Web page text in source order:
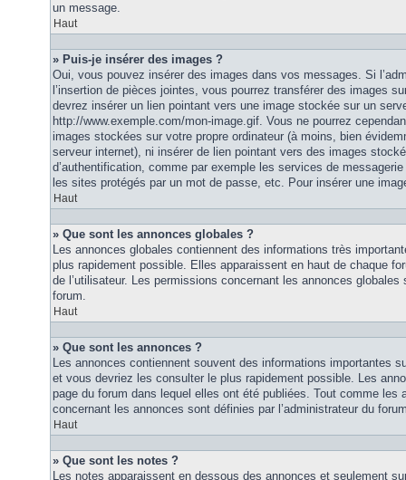
un message.
Haut
» Puis-je insérer des images ?
Oui, vous pouvez insérer des images dans vos messages. Si
l’insertion de pièces jointes, vous pourrez transférer des images
devrez insérer un lien pointant vers une image stockée sur un
http://www.exemple.com/mon-image.gif. Vous ne pourrez
images stockées sur votre propre ordinateur (à moins, bien
serveur internet), ni insérer de lien pointant vers des images
d’authentification, comme par exemple les services de
les sites protégés par un mot de passe, etc. Pour insérer une
Haut
» Que sont les annonces globales ?
Les annonces globales contiennent des informations très
plus rapidement possible. Elles apparaissent en haut de chaque
de l’utilisateur. Les permissions concernant les annonces globales
forum.
Haut
» Que sont les annonces ?
Les annonces contiennent souvent des informations importantes
et vous devriez les consulter le plus rapidement possible. Les
page du forum dans lequel elles ont été publiées. Tout comme les
concernant les annonces sont définies par l’administrateur du
Haut
» Que sont les notes ?
Les notes apparaissent en dessous des annonces et seulement